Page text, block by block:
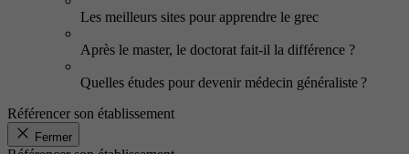
Les meilleurs sites pour apprendre le grec
Après le master, le doctorat fait-il la différence ?
Quelles études pour devenir médecin généraliste ?
Référencer son établissement
Fermer